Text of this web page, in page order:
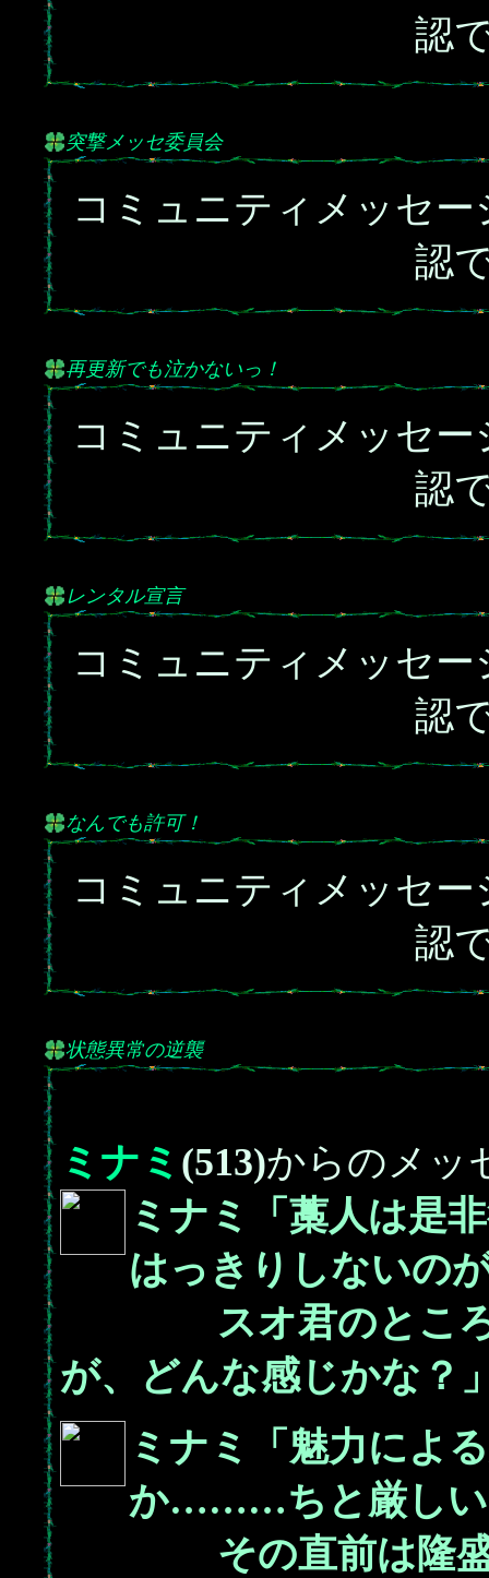
認
突撃メッセ委員会
コミュニティメッセ
認
再更新でも泣かないっ！
コミュニティメッセ
認
レンタル宣言
コミュニティメッセ
認
なんでも許可！
コミュニティメッセ
認
状態異常の逆襲
ミナミ (513)からのメッ
ミナミ「藁人は是
はっきりしないの
スオ君のところで
が、どんな感じかな？
ミナミ「魅力によ
か………ちと厳しい
その直前は隆盛だ